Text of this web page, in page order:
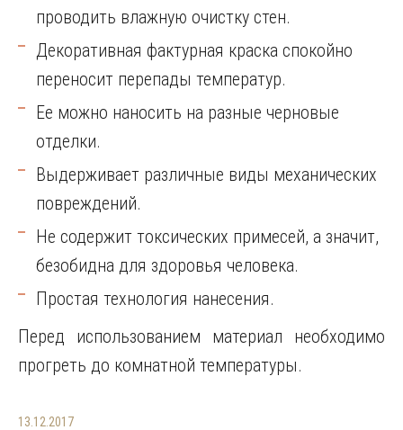
проводить влажную очистку стен.
Декоративная фактурная краска спокойно
переносит перепады температур.
Ее можно наносить на разные черновые
отделки.
Выдерживает различные виды механических
повреждений.
Не содержит токсических примесей, а значит,
безобидна для здоровья человека.
Простая технология нанесения.
Перед использованием материал необходимо
прогреть до комнатной температуры.
13.12.2017